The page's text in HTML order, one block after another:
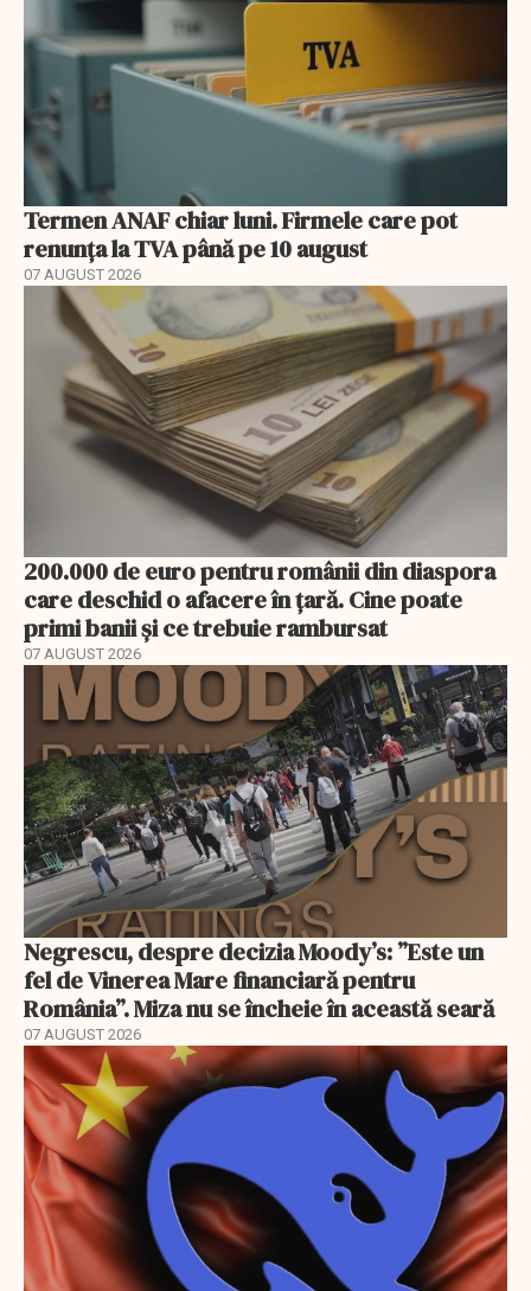
Termen ANAF chiar luni. Firmele care pot
renunța la TVA până pe 10 august
07 AUGUST 2026
200.000 de euro pentru românii din diaspora
care deschid o afacere în țară. Cine poate
primi banii și ce trebuie rambursat
07 AUGUST 2026
Negrescu, despre decizia Moody’s: ”Este un
fel de Vinerea Mare financiară pentru
România”. Miza nu se încheie în această seară
07 AUGUST 2026